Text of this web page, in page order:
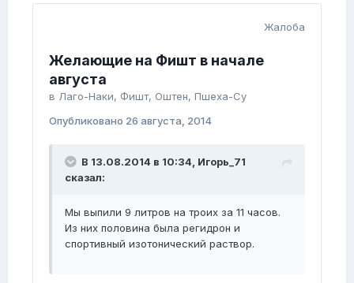
Жалоба
Желающие на Фишт в начале
августа
в Лаго-Наки, Фишт, Оштен, Пшеха-Су
Опубликовано 26 августа, 2014
В 13.08.2014 в 10:34, Игорь_71
сказал:
Мы выпили 9 литров на троих за 11 часов.
Из них половина была регидрон и
спортивный изотонический раствор.